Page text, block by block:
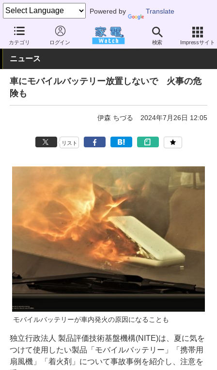
Powered by Translate
カテゴリ ログイン 検索 Impressサイト
家電 Watch 業界動向 事故・リコール
ニュース
車にモバイルバッテリー放置しないで 火事の危
険も
伊森 ちづる 2024年7月26日 12:05
リスト
モバイルバッテリーが車内発火の原因になることも
独立行政法人 製品評価技術基盤機構(NITE)は、夏に気を
つけて使用したい製品「モバイルバッテリー」「携帯用
扇風機」「着火剤」について事故事例を紹介し、注意を